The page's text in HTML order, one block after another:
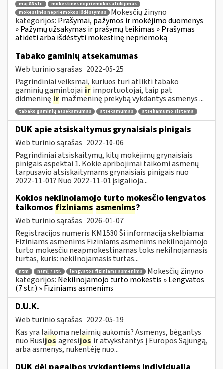
maį 88 str.
mokestinės nepriemokos atidėjimas
mokestinės nepriemokos išdėstymas
Mokesčių žinyno
kategorijos: Prašymai, pažymos ir mokėjimo duomenys
» Pažymų užsakymas ir prašymų teikimas » Prašymas
atidėti arba išdėstyti mokestinę nepriemoką
Tabako gaminių atsekamumas
Web turinio sąrašas 2022-05-25
Pagrindiniai veiksmai, kuriuos turi atlikti tabako
gaminių gamintojai ir importuotojai, taip pat
didmeninę ir mažmeninę prekybą vykdantys asmenys ...
tabako gaminių atsekamumas atsekamumas atsekamumo sistema
DUK apie atsiskaitymus grynaisiais pinigais
Web turinio sąrašas 2022-10-06
Pagrindiniai atsiskaitymų, kitų mokėjimų grynaisiais
pinigais aspektai 1. Kokie apribojimai taikomi asmenų
tarpusavio atsiskaitymams grynaisiais pinigais nuo
2022-11-01? Nuo 2022-11-01 įsigalioja...
Kokios nekilnojamojo turto mokesčio lengvatos
taikomos fiziniams asmenims?
Web turinio sąrašas 2026-01-07
Registracijos numeris KM1580 Ši informacija skelbiama:
Fiziniams asmenims Fiziniams asmenims nekilnojamojo
turto mokesčiu neapmokestinamas toks nekilnojamasis
turtas, kuris: nekilnojamasis turtas...
ntm ntmį 7 str. lengvatos fiziniams asmenims
Mokesčių žinyno
kategorijos: Nekilnojamojo turto mokestis » Lengvatos
(7 str.) » Fiziniams asmenims
D.U.K.
Web turinio sąrašas 2022-05-19
Kas yra laikoma nelaimių aukomis? Asmenys, bėgantys
nuo Rusijos agresijos ir atvykstantys į Europos Sąjungą,
arba asmenys, nukentėję nuo...
DUK dėl pagalbos vykdantiems individualią